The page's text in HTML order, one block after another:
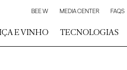
E VINHO TECNOLOGIAS
BEE W MEDIA CENTER FAQS